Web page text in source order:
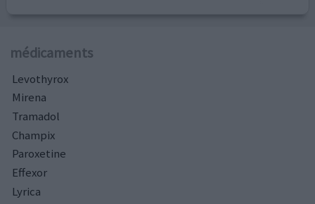
médicaments
Levothyrox
Mirena
Tramadol
Champix
Paroxetine
Effexor
Lyrica